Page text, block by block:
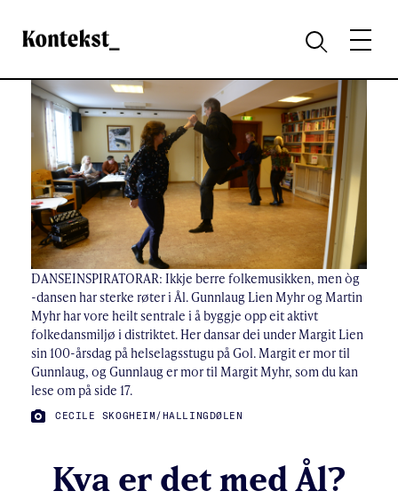
Kontekst
SØKMENY
DANSEINSPIRATORAR: Ikkje berre folkemusikken, men òg
-dansen har sterke røter i Ål. Gunnlaug Lien Myhr og Martin
Myhr har vore heilt sentrale i å byggje opp eit aktivt
folkedansmiljø i distriktet. Her dansar dei under Margit Lien
sin 100-årsdag på helselagsstugu på Gol. Margit er mor til
Gunnlaug, og Gunnlaug er mor til Margit Myhr, som du kan
lese om på side 17.
FOTO:
CECILE SKOGHEIM/HALLINGDØLEN
Kva er det med Ål?